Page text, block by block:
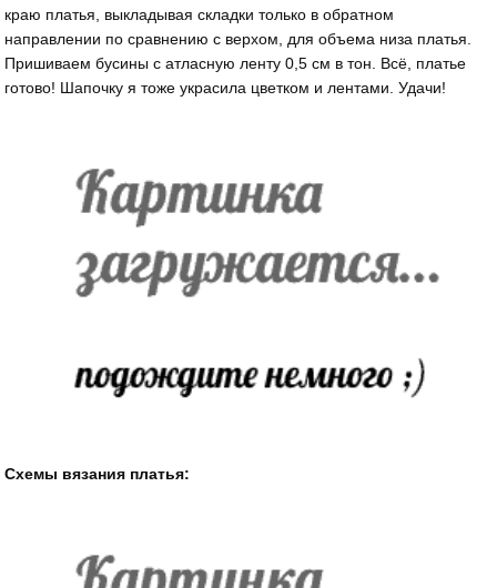
краю платья, выкладывая складки только в обратном
направлении по сравнению с верхом, для объема низа платья.
Пришиваем бусины с атласную ленту 0,5 см в тон. Всё, платье
готово! Шапочку я тоже украсила цветком и лентами. Удачи!
Схемы вязания платья: